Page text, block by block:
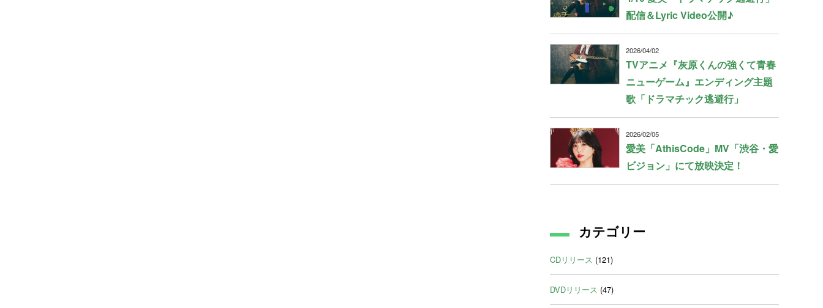
配信＆Lyric Video公開♪
2026/04/02
TVアニメ『灰原くんの強くて青春
ニューゲーム』エンディング主題
歌「ドラマチック逃避行」
2026/02/05
愛美「AthisCode」MV「渋谷・愛
ビジョン」にて放映決定！
カテゴリー
CDリリース (121)
DVDリリース (47)